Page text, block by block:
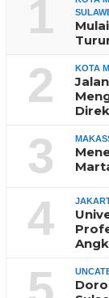
1
2 KOTA
3
4